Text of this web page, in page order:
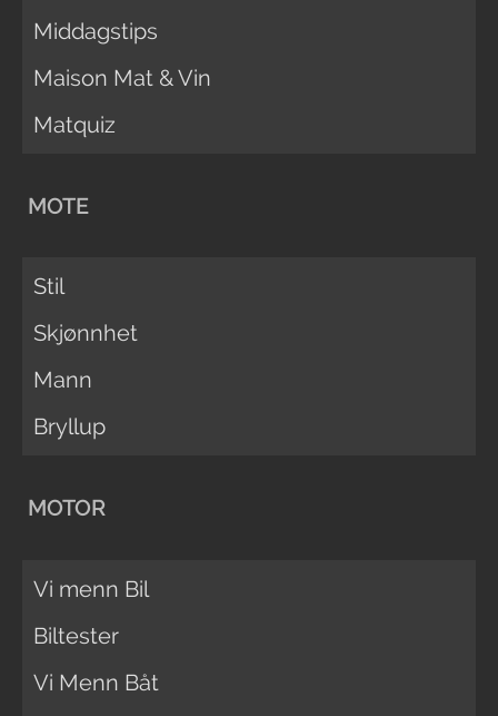
Middagstips
Maison Mat & Vin
Matquiz
MOTE
Stil
Skjønnhet
Mann
Bryllup
MOTOR
Vi menn Bil
Biltester
Vi Menn Båt